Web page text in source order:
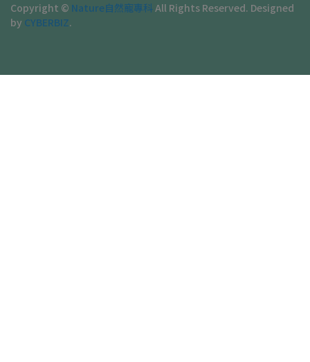
Copyright © Nature自然寵專科All Rights Reserved. Designed
by CYBERBIZ.